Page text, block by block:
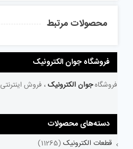
محصولات مرتبط
فروشگاه جوان الکترونیک
فروشگاهجوان الکترونیک ، فروش اینترنتی
دسته‌های محصولات
قطعات الکترونیک (11265)